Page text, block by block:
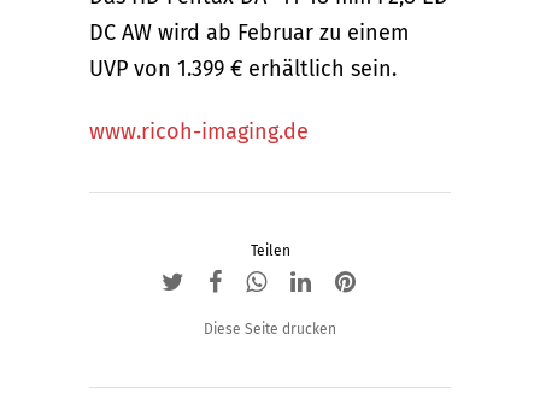
DC AW wird ab Februar zu einem
UVP von 1.399 € erhältlich sein.
www.ricoh-imaging.de
Teilen
Diese Seite drucken